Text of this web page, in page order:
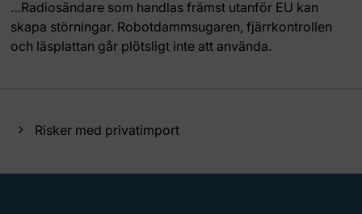
…Radiosändare som handlas främst utanför EU kan
skapa störningar. Robotdammsugaren, fjärrkontrollen
och läsplattan går plötsligt inte att använda.
Risker med privatimport